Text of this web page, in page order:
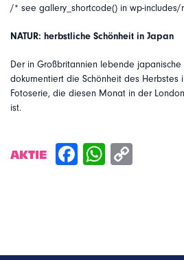
/* see gallery_shortcode() in wp-
NATUR: herbstliche Schönheit in Japan
Der in Großbritannien lebende japanische
dokumentiert die Schönheit des Herbstes
Fotoserie, die diesen Monat in der
ist.
AKTIE